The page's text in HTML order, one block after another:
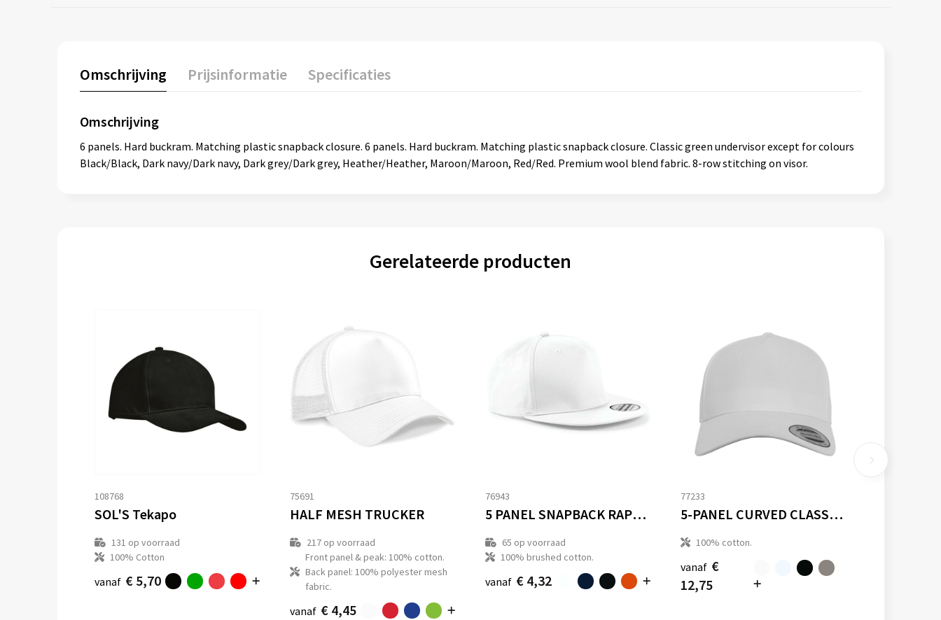
Omschrijving Prijsinformatie Specificaties
Omschrijving
6 panels. Hard buckram. Matching plastic snapback closure. 6 panels. Hard buckram. Matching plastic snapback closure. Classic green undervisor except for colours
Black/Black, Dark navy/Dark navy, Dark grey/Dark grey, Heather/Heather, Maroon/Maroon, Red/Red. Premium wool blend fabric. 8-row stitching on visor.
Gerelateerde producten
108768
SOL'S Tekapo
131 op voorraad
100% Cotton
vanaf € 5,70
75691
HALF MESH TRUCKER
217op voorraad
Front panel & peak: 100% cotton.
Back panel: 100% polyester mesh
fabric.
vanaf € 4,45
76943
5 PANEL SNAPBACK RAPPER CAP
65 op voorraad
100% brushed cotton.
vanaf € 4,32
77233
5-PANEL CURVED CLASSIC SNAPBACK
100% cotton.
vanaf €
12,75